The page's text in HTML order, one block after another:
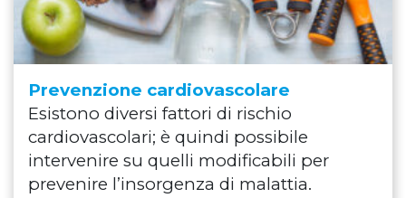
Prevenzione cardiovascolare
Esistono diversi fattori di rischio
cardiovascolari; è quindi possibile
intervenire su quelli modificabili per
prevenire l’insorgenza di malattia.